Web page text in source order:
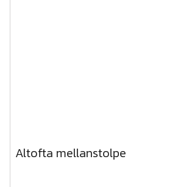
Altofta mellanstolpe